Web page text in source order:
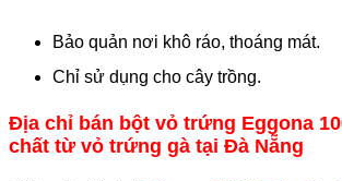
Bảo quản nơi khô ráo, thoáng mát.
Chỉ sử dụng cho cây trồng.
Địa chỉ bán bột vỏ trứng Eggona
chất từ vỏ trứng gà tại Đà Nẵng